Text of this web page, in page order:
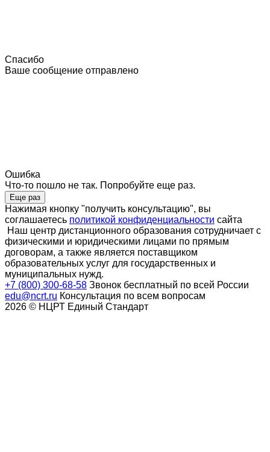
Спасибо
Ваше сообщение отправлено
Ошибка
Что-то пошло не так. Попробуйте еще раз.
Еще раз
Нажимая кнопку "получить консультацию", вы
соглашаетесь политикой конфиденциальности сайта
Наш центр дистанционного образования сотрудничает с
физическими и юридическими лицами по прямым
договорам, а также является поставщиком
образовательных услуг для государственных и
муниципальных нужд.
+7 (800) 300-68-58 Звонок бесплатный по всей России
edu@ncrt.ru Консультация по всем вопросам
2026 © НЦРТ Единый Стандарт